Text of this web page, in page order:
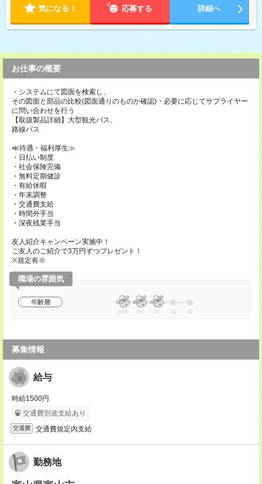
気になる！ 応募する 詳細へ
お仕事の概要
・システムにて図面を検索し、
その図面と部品の比較(図面通りのものか確認)・必要に応じてサプライヤー
に問い合わせを行う
【取扱製品詳細】大型観光バス、
路線バス
≪待遇・福利厚生≫
・日払い制度
・社会保険完備
・無料定期健診
・有給休暇
・年末調整
・交通費支給
・時間外手当
・深夜残業手当
友人紹介キャンペーン実施中！
ご友人のご紹介で3万円ずつプレゼント！
※規定有※
職場の雰囲気
年齢層
20代 30 40 50 60
募集情報
給与
時給1500円
交通費別途支給あり
交通費 交通費規定内支給
勤務地